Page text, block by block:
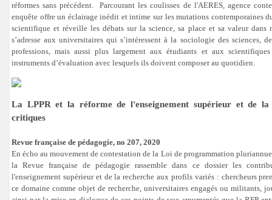
réformes sans précédent. Parcourant les coulisses de l'AERES, agence
enquête offre un éclairage inédit et intime sur les mutations contemporaines
scientifique et réveille les débats sur la science, sa place et sa valeur dans
s’adresse aux universitaires qui s’intéressent à la sociologie des sciences,
professions, mais aussi plus largement aux étudiants et aux
instruments d’évaluation avec lesquels ils doivent composer au quotidien.
La LPPR et la réforme de l'enseignement supérieur et de la
critiques
Revue française de pédagogie, no 207, 2020
En écho au mouvement de contestation de la Loi de programmation
la Revue française de pédagogie rassemble dans ce dossier les
l'enseignement supérieur et de la recherche aux profils variés : chercheurs
ce domaine comme objet de recherche, universitaires engagés ou militants,